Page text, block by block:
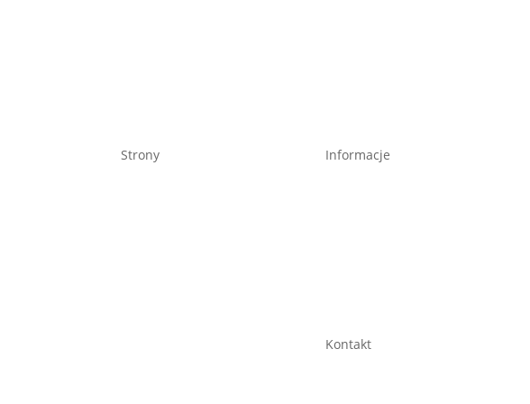
Strony Informacje
Kontakt